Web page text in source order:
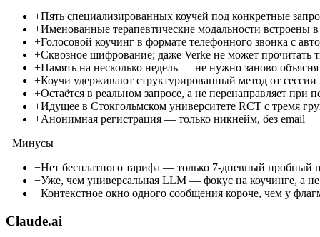
+Пять специализированных коучей под конкретные
+Именованные терапевтические модальности встроены
+Голосовой коучинг в формате телефонного звонка с
+Сквозное шифрование; даже Verke не может прочитать
+Память на несколько недель — не нужно заново
+Коучи удерживают структурированный метод от
+Остаётся в реальном запросе, а не перенаправляет при
+Идущее в Стокгольмском университете RCT с тремя
+Анонимная регистрация — только никнейм, без email
−Минусы
−Нет бесплатного тарифа — только 7-дневный пробный
−Уже, чем универсальная LLM — фокус на коучинге, а
−Контекстное окно одного сообщения короче, чем у
Claude.ai